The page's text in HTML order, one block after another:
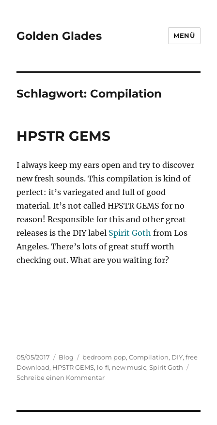
Golden Glades MENÜ
Schlagwort: Compilation
HPSTR GEMS
I always keep my ears open and try to discover
new fresh sounds. This compilation is kind of
perfect: it’s variegated and full of good
material. It’s not called HPSTR GEMS for no
reason! Responsible for this and other great
releases is the DIY label Spirit Goth from Los
Angeles. There’s lots of great stuff worth
checking out. What are you waiting for?
Veröffentlicht
am
05/05/2017 Kategorien
Blog Schlagwörter
bedroom pop,Compilation, DIY,free
Download, HPSTR GEMS, lo-fi, new music,Spirit Goth
Schreibe einen Kommentarzu